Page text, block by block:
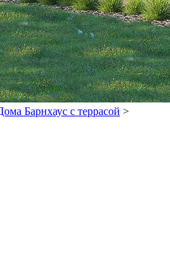
Барнхаус с террасой >